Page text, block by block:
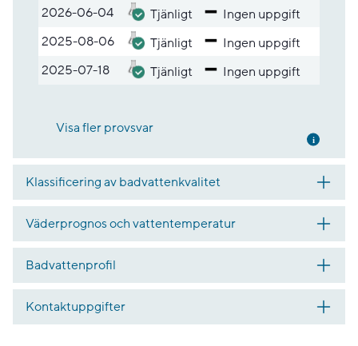
2026-06-04
Tjänligt
Ingen uppgift
2025-08-06
Tjänligt
Ingen uppgift
2025-07-18
Tjänligt Ingen uppgift
Visa fler provsvar Mer
Klassificering av badvattenkvalitet
Väderprognos och vattentemperatur
Badvattenprofil
Kontaktuppgifter